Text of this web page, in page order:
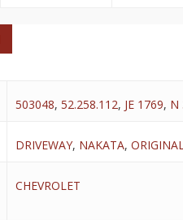
503048, 52.258.112, JE 1769, N
DRIVEWAY, NAKATA,
CHEVROLET